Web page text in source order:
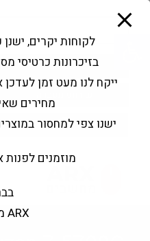
פתח סרגל
Products
search
החשבון שלי
לקוחות יקרים,
בזיכרונות כרטיסי
ייקח לנו מעט זמן
מחירים
ישנו צפי למחסור
מוזמנים לפנות
ARX מחשבים